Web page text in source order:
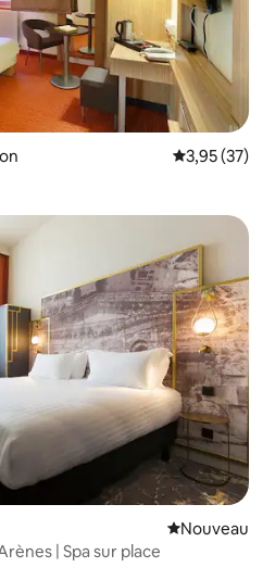
Note
3,95 (37)
Nouvel
Nouveau
| Spa sur place